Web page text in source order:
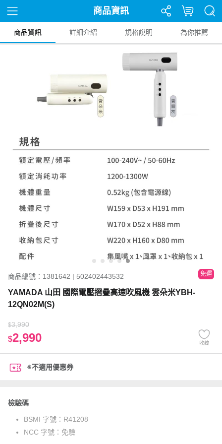
商品資訊
商品資訊 詳細介紹 規格說明 為你推薦
商品編號：1381642 | 502402443532 免運
YAMADA 山田 國際電壓摺疊高速吹風機 雲朵米YBH-
12QN02M(S)
$3,990
$2,990 收藏
※不適用優惠券
檢驗碼
BSMI 字號： R41208
NCC 字號： 免驗